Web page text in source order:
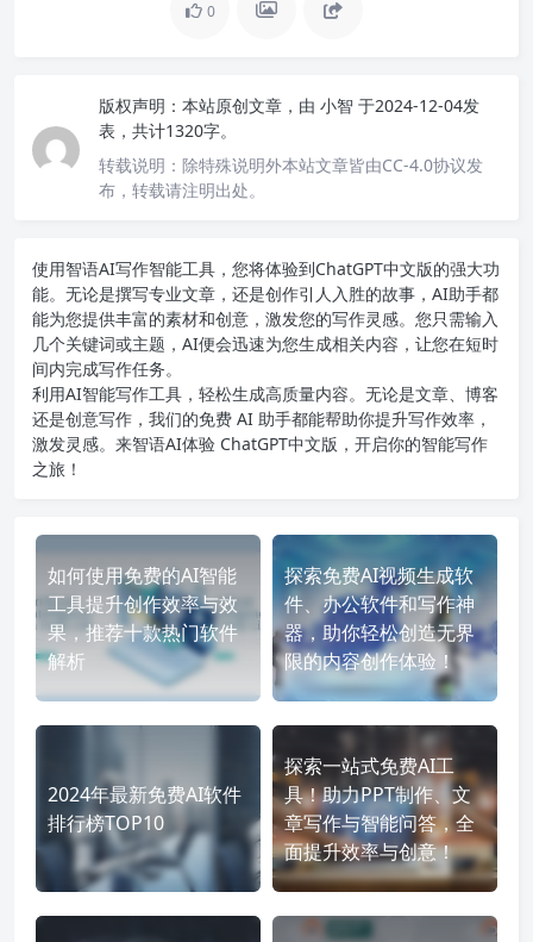
0
版权声明： 本站原创文章，由 小智 于2024-12-04发
表，共计1320字。
转载说明： 除特殊说明外本站文章皆由CC-4.0协议发
布，转载请注明出处。
使用智语AI写作智能工具，您将体验到ChatGPT中文版的强大功
能。无论是撰写专业文章，还是创作引人入胜的故事，AI助手都
能为您提供丰富的素材和创意，激发您的写作灵感。您只需输入
几个关键词或主题，AI便会迅速为您生成相关内容，让您在短时
间内完成写作任务。
利用AI智能写作工具，轻松生成高质量内容。无论是文章、博客
还是创意写作，我们的免费 AI 助手都能帮助你提升写作效率，
激发灵感。来智语AI体验 ChatGPT中文版 ，开启你的智能写作
之旅！
如何使用免费的AI智能
工具提升创作效率与效
果，推荐十款热门软件
解析
探索免费AI视频生成软
件、办公软件和写作神
器，助你轻松创造无界
限的内容创作体验！
2024年最新免费AI软件
排行榜TOP10
探索一站式免费AI工
具！助力PPT制作、文
章写作与智能问答，全
面提升效率与创意！